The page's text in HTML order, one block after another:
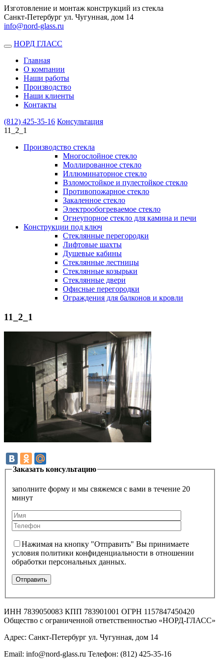
Изготовление и монтаж конструкций из стекла
Санкт-Петербург ул. Чугунная, дом 14
info@nord-glass.ru
Toggle
navigation
НОРД ГЛАСС
Главная
О компании
Наши работы
Производство
Наши клиенты
Контакты
(812) 425-35-16 Консультация
11_2_1
Производство стекла
Многослойное стекло
Моллированное стекло
Иллюминаторное стекло
Взломостойкое и пулестойкое стекло
Противопожарное стекло
Закаленное стекло
Электрообогреваемое стекло
Огнеупорное стекло для камина и печи
Конструкции под ключ
Стеклянные перегородки
Лифтовые шахты
Душевые кабины
Cтеклянные лестницы
Cтеклянные козырьки
Cтеклянные двери
Офисные перегородки
Ограждения для балконов и кровли
11_2_1
Заказать консультацию
заполните форму и мы свяжемся с вами в течение 20
минут
Нажимая на кнопку "Отправить" Вы принимаете
условия политики конфиденциальности в отношении
обработки персональных данных.
ИНН 7839050083 КПП 783901001 ОГРН 1157847450420
Общество с ограниченной ответственностью «НОРД-ГЛАСС»
Адрес: Санкт-Петербург ул. Чугунная, дом 14
Email: info@nord-glass.ru Телефон: (812) 425-35-16